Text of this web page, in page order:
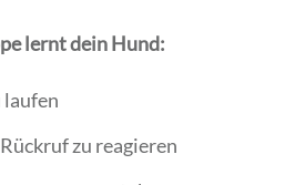
lernt dein Hund:
laufen
zu reagieren